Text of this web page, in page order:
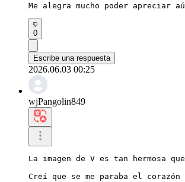
Me alegra mucho poder
0
Escribe una respuesta
2026.06.03 00:25
wjPangolin849
La imagen de V es tan hermosa
Creí que se me paraba el